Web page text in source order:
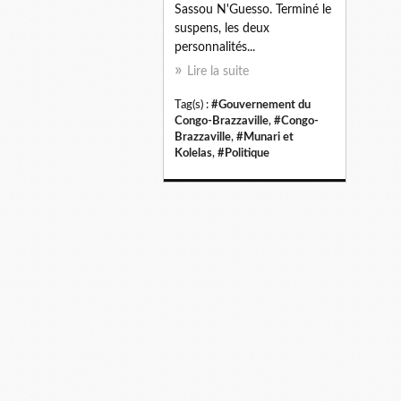
Sassou N'Guesso. Terminé le
suspens, les deux
personnalités...
Lire la suite
Tag(s) : #Gouvernement du
Congo-Brazzaville, #Congo-
Brazzaville, #Munari et
Kolelas, #Politique